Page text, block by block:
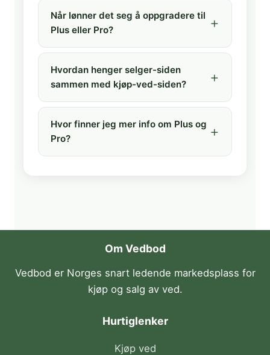
Når lønner det seg å oppgradere til
Plus eller Pro?
Hvordan henger selger-siden
sammen med kjøp-ved-siden?
Hvor finner jeg mer info om Plus og
Pro?
Om Vedbod
Vedbod er Norges snart ledende markedsplass for
kjøp og salg av ved.
Hurtiglenker
Kjøp ved